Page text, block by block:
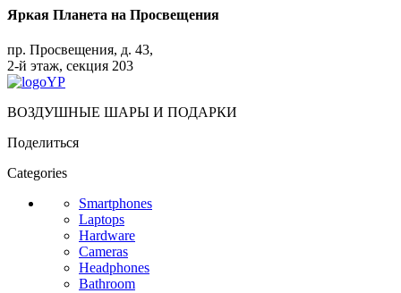
Яркая Планета на Просвещения
пр. Просвещения, д. 43,
2-й этаж, секция 203
ВОЗДУШНЫЕ ШАРЫ И ПОДАРКИ
Поделиться
Categories
Smartphones
Laptops
Hardware
Cameras
Headphones
Bathroom